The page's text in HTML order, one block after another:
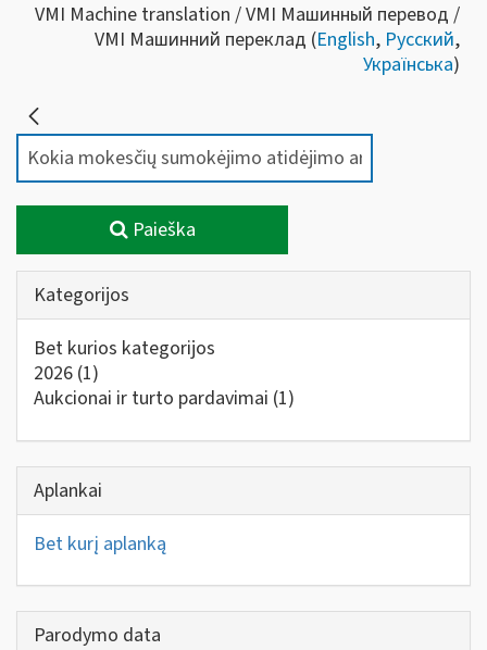
VMI Machine translation / VMI Машинный перевод /
VMI Машинний переклад (English, Русский,
Українська)
Paieška
Kategorijos
Bet kurios kategorijos
2026 (1)
Aukcionai ir turto pardavimai (1)
Aplankai
Bet kurį aplanką
Parodymo data